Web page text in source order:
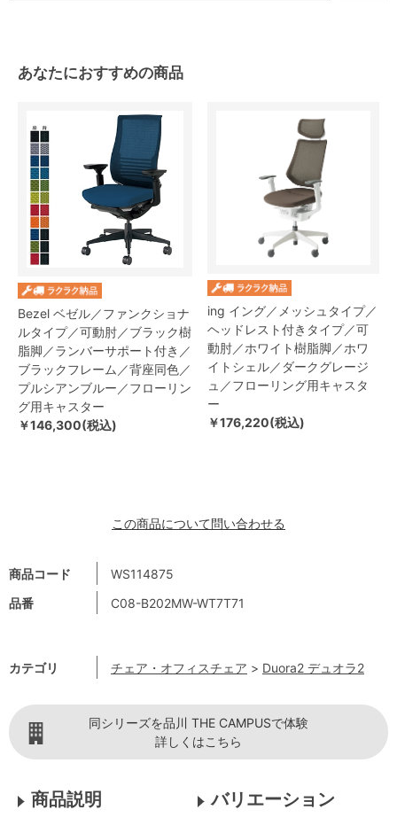
商品コード
WS114875
品番
C08-B202MW-WT7T71
カテゴリ チェア・オフィスチェア > Duora2 デュオラ2
あなたにおすすめの商品
Bezel ベゼル／ファンクショナ
ルタイプ／可動肘／ブラック樹
脂脚／ランバーサポート付き／
ブラックフレーム／背座同色／
プルシアンブルー／フローリン
グ用キャスター
￥146,300(税込)
ing イング／メッシュタイプ／
ヘッドレスト付きタイプ／可
動肘／ホワイト樹脂脚／ホワ
イトシェル／ダークグレージ
ュ／フローリング用キャスタ
ー
￥176,220(税込)
この商品について問い合わせる
同シリーズを品川 THE CAMPUSで体験
詳しくはこちら
商品説明 バリエーション